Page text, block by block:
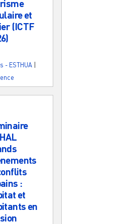
et
(ICTF
- ESTHUA
:
et
en